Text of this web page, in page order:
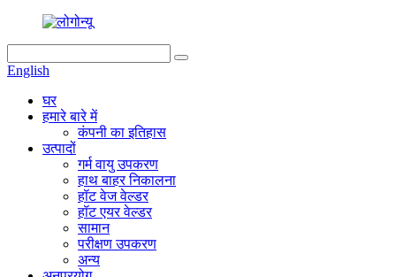
English
घर
हमारे बारे में
कंपनी का इतिहास
उत्पादों
गर्म वायु उपकरण
हाथ बाहर निकालना
हॉट वेज वेल्डर
हॉट एयर वेल्डर
सामान
परीक्षण उपकरण
अन्य